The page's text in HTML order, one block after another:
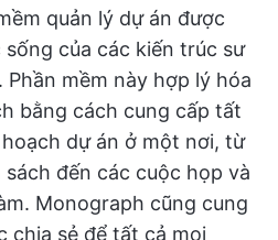
quản lý dự án được
của các kiến trúc sư
mềm này hợp lý hóa
bằng cách cung cấp tất
dự án ở một nơi, từ
đến các cuộc họp và
Monograph cũng cung
chia sẻ để tất cả mọi